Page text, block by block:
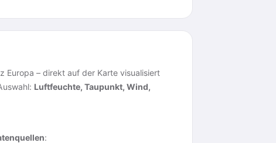
Europa – direkt auf der Karte visualisiert
Luftfeuchte, Taupunkt, Wind,
: